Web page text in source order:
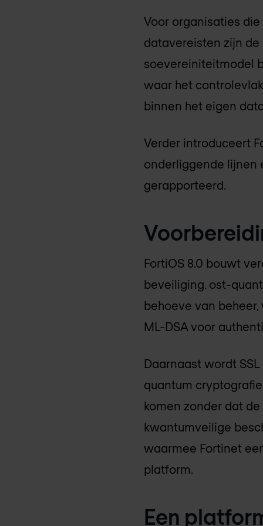
Voor organisaties
datavereisten zijn de
soevereiniteitmodel
waar het
binnen het eigen
Verder introduceert
onderliggende lijnen
gerapporteerd.
FortiOS 8.0 bouwt
beveiliging. ost-
behoeve van
ML-DSA voor
Daarnaast wordt
quantum
komen zonder dat
kwantumveilige
waarmee Fortinet
platform.
Een